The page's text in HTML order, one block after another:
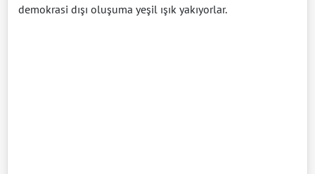
demokrasi dışı oluşuma yeşil ışık yakıyorlar.